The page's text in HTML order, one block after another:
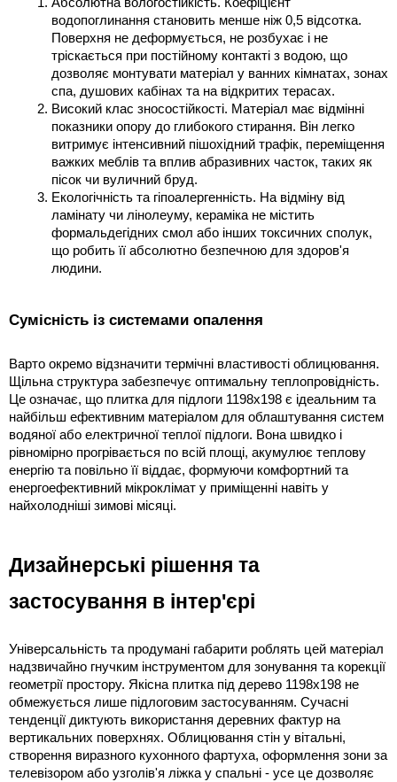
водопоглинання становить менше ніж 0,5 відсотка.
Поверхня не деформується, не розбухає і не
тріскається при постійному контакті з водою, що
дозволяє монтувати матеріал у ванних кімнатах, зонах
спа, душових кабінах та на відкритих терасах.
Високий клас зносостійкості. Матеріал має відмінні
показники опору до глибокого стирання. Він легко
витримує інтенсивний пішохідний трафік, переміщення
важких меблів та вплив абразивних часток, таких як
пісок чи вуличний бруд.
Екологічність та гіпоалергенність. На відміну від
ламінату чи лінолеуму, кераміка не містить
формальдегідних смол або інших токсичних сполук,
що робить її абсолютно безпечною для здоров'я
людини.
Сумісність із системами опалення
Варто окремо відзначити термічні властивості облицювання.
Щільна структура забезпечує оптимальну теплопровідність.
Це означає, що плитка для підлоги 1198х198 є ідеальним та
найбільш ефективним матеріалом для облаштування систем
водяної або електричної теплої підлоги. Вона швидко і
рівномірно прогрівається по всій площі, акумулює теплову
енергію та повільно її віддає, формуючи комфортний та
енергоефективний мікроклімат у приміщенні навіть у
найхолодніші зимові місяці.
Дизайнерські рішення та
застосування в інтер'єрі
Універсальність та продумані габарити роблять цей матеріал
надзвичайно гнучким інструментом для зонування та корекції
геометрії простору. Якісна плитка під дерево 1198х198 не
обмежується лише підлоговим застосуванням. Сучасні
тенденції диктують використання деревних фактур на
вертикальних поверхнях. Облицювання стін у вітальні,
створення виразного кухонного фартуха, оформлення зони за
телевізором або узголів'я ліжка у спальні - усе це дозволяє